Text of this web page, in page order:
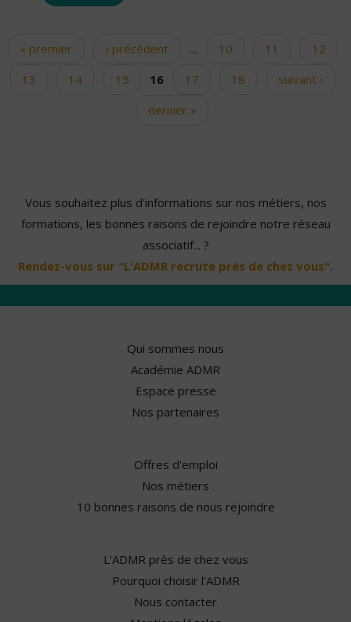
Pages
« premier ‹ précédent … 10 11
12
13
14 15 16 17 18
suivant ›
dernier »
Vous souhaitez plus d'informations sur nos métiers, nos
formations, les bonnes raisons de rejoindre notre réseau
associatif... ?
Rendez-vous sur "L'ADMR recrute près de chez vous".
Qui sommes nous
Académie ADMR
Espace presse
Nos partenaires
Offres d'emploi
Nos métiers
10 bonnes raisons de nous rejoindre
L'ADMR près de chez vous
Pourquoi choisir l'ADMR
Nous contacter